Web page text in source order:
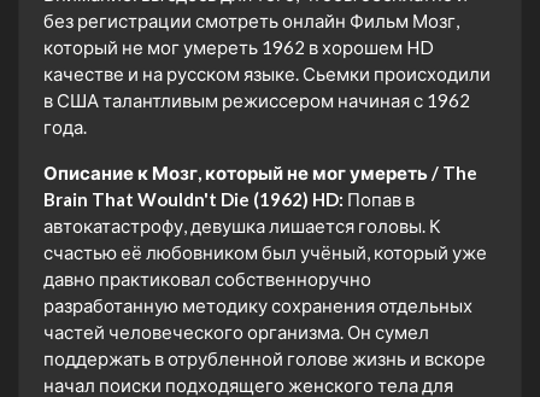
без регистрации смотреть онлайн Фильм Мозг,
который не мог умереть 1962 в хорошем HD
качестве и на русском языке. Сьемки происходили
в США талантливым режиссером начиная с 1962
года.
Описание к Мозг, который не мог умереть / The
Brain That Wouldn't Die (1962) HD: Попав в
автокатастрофу, девушка лишается головы. К
счастью её любовником был учёный, который уже
давно практиковал собственноручно
разработанную методику сохранения отдельных
частей человеческого организма. Он сумел
поддержать в отрубленной голове жизнь и вскоре
начал поиски подходящего женского тела для